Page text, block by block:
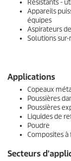
Résistants -
Appareils
équipes
Aspirateurs
Solutions
Applications
Copeaux
Poussières
Poussières
Liquides de
Poudre
Composites à
Secteurs